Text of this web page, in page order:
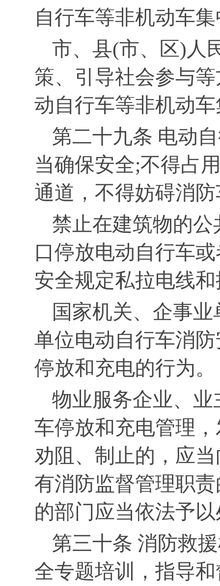
自行车等非机动车
市、县(市、区)人
策、引导社会参与
动自行车等非机动
第二十九条 电动
当确保安全;不得占
通道，不得妨碍消
禁止在建筑物的
口停放电动自行车
安全规定私拉电线
国家机关、企事
单位电动自行车消
停放和充电的行为。
物业服务企业、
车停放和充电管理
劝阻、制止的，应
有消防监督管理职
的部门应当依法予
第三十条 消防救
全专题培训，指导